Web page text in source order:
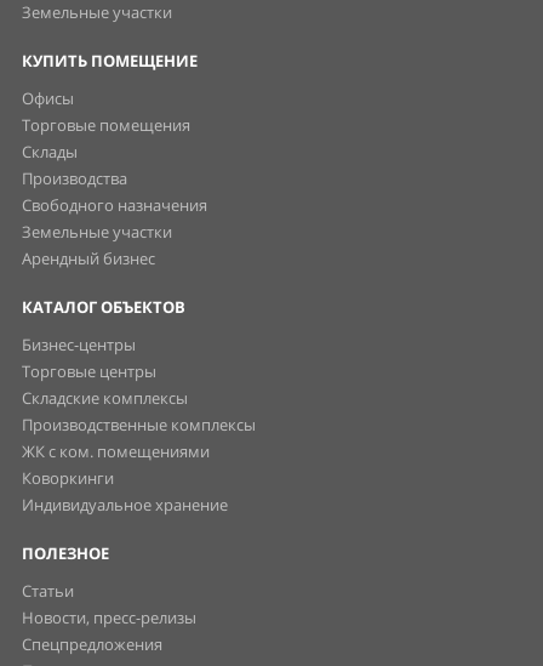
Земельные участки
КУПИТЬ ПОМЕЩЕНИЕ
Офисы
Торговые помещения
Склады
Производства
Свободного назначения
Земельные участки
Арендный бизнес
КАТАЛОГ ОБЪЕКТОВ
Бизнес-центры
Торговые центры
Складские комплексы
Производственные комплексы
ЖК с ком. помещениями
Коворкинги
Индивидуальное хранение
ПОЛЕЗНОЕ
Статьи
Новости, пресс-релизы
Спецпредложения